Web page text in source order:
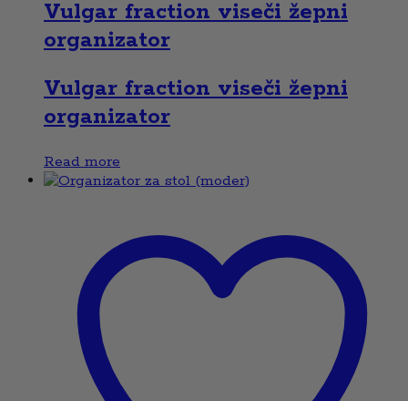
Vulgar fraction viseči žepni
organizator
Vulgar fraction viseči žepni
organizator
Read more